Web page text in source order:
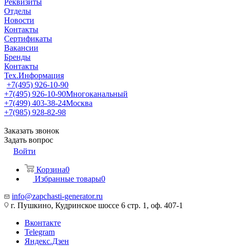
Реквизиты
Отделы
Новости
Контакты
Сертификаты
Вакансии
Бренды
Контакты
Тех.Информация
+7(495) 926-10-90
+7(495) 926-10-90Многоканальный
+7(499) 403-38-24Москва
+7(985) 928-82-98
Заказать звонок
Задать вопрос
Войти
Корзина0
Избранные товары0
info@zapchasti-generator.ru
г. Пушкино, Кудринское шоссе 6 стр. 1, оф. 407-1
Вконтакте
Telegram
Яндекс.Дзен